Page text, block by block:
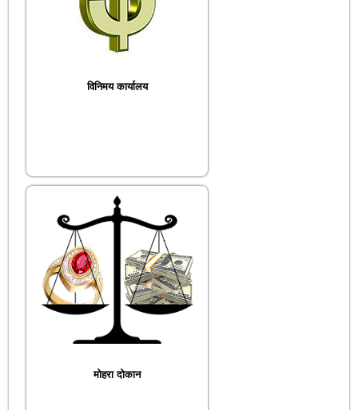
विनिमय कार्यालय
मोहरा दोकान